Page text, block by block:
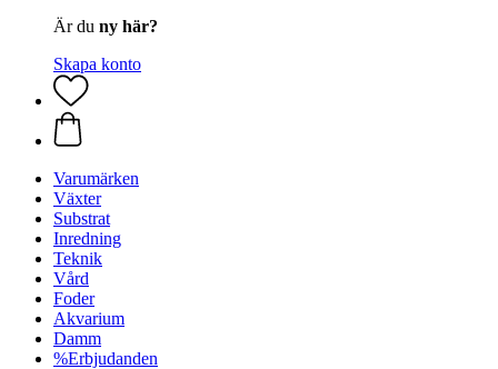
Är du ny här?
Skapa konto
Varumärken
Växter
Substrat
Inredning
Teknik
Vård
Foder
Akvarium
Damm
%Erbjudanden